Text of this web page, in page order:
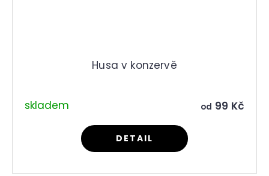
Husa v konzervě
skladem od 99 Kč
DETAIL